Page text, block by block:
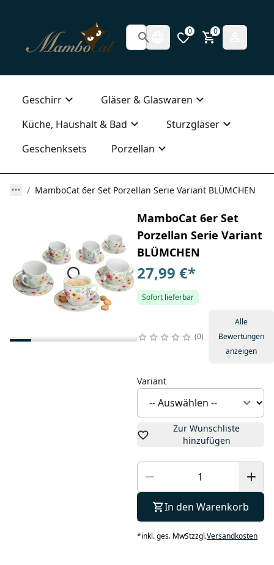
0 0
Geschirr
Gläser & Glaswaren
Küche, Haushalt & Bad
Sturzgläser
Geschenksets
Porzellan
MamboCat 6er Set Porzellan Serie Variant BLÜMCHEN
MamboCat 6er Set
Porzellan Serie Variant
BLÜMCHEN
27,99 €*
Sofort lieferbar
0
Alle
Bewertungen
anzeigen
Variant
Zur Wunschliste
hinzufügen
In den Warenkorb
*inkl. ges. MwStzzgl.Versandkosten